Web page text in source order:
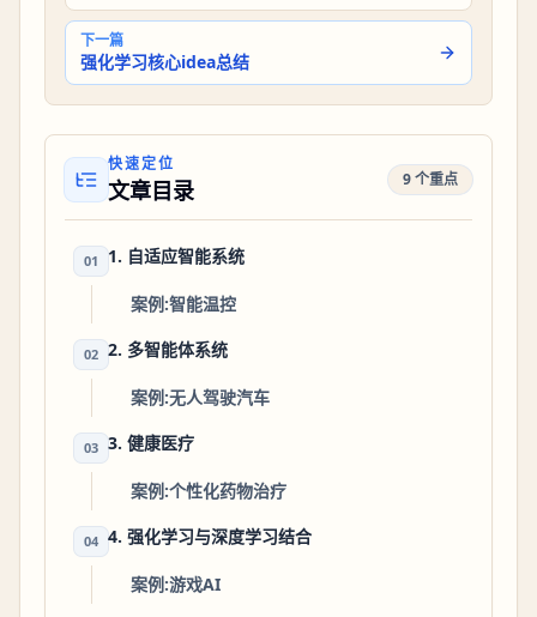
下一篇
强化学习核心idea总结
快速定位
文章目录 9 个重点
01 1. 自适应智能系统
案例:智能温控
02 2. 多智能体系统
案例:无人驾驶汽车
03 3. 健康医疗
案例:个性化药物治疗
04 4. 强化学习与深度学习结合
案例:游戏AI